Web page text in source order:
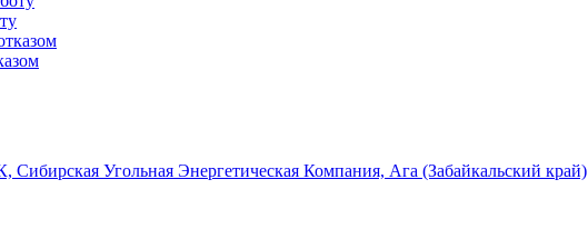
Сибирская Угольная Энергетическая Компания, Ага (Забайкальский край)